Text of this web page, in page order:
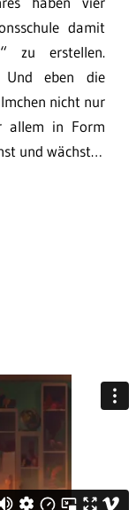
damit
zu erstellen.
Und eben die
nicht nur
allem in Form
und wächst…